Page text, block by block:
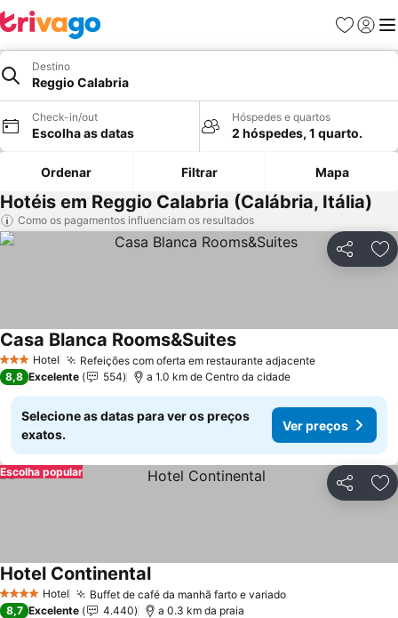
Favoritos
Iniciar
Destino
Reggio Calabria
Check-in/out
Escolha as datas
Hóspedes e quartos
2 hóspedes, 1 quarto.
Ordenar Filtrar Mapa
Hotéis em Reggio Calabria (Calábria, Itália)
Como os pagamentos influenciam os resultados
Partilhar
3 EstrelasHotel Refeições com oferta em restaurante adjacenteVer preços
Casa Blanca Rooms&SuitesVer preços
8,8 Excelente 554 a 1.0 km de Centro da cidade
Selecione as datas para ver os preços
exatos.
Ver preços
Partilhar
Escolha popular
4 EstrelasHotel Buffet de café da manhã farto e variadoVer preços
Hotel ContinentalVer preços
8,7 Excelente 4.440 a 0.3 km da praia